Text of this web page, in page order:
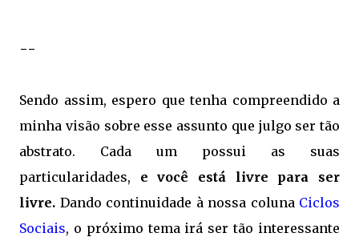
--
Sendo assim, espero que tenha compreendido a
minha visão sobre esse assunto que julgo ser tão
abstrato. Cada um possui as suas
particularidades, e você está livre para ser
livre. Dando continuidade à nossa coluna Ciclos
Sociais, o próximo tema irá ser tão interessante